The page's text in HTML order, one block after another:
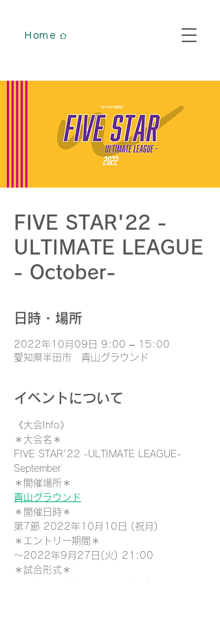
Home
FIVE STAR'22 -
ULTIMATE LEAGUE
- October-
日時・場所
2022年10月09日 9:00 – 15:00
愛知県半田市 青山グラウンド
イベントについて
《大会Info》
＊大会名＊
FIVE STAR'22 -ULTIMATE LEAGUE-
September
＊開催場所＊
青山グラウンド
＊開催日時＊
第7節 2022年10月10日 (祝月)
＊エントリー期間＊
〜2022年9月27日(火) 21:00
＊試合形式＊